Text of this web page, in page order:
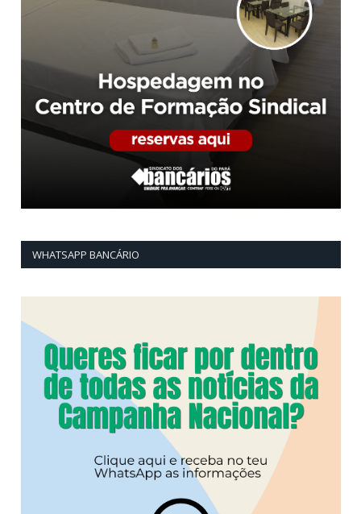
WHATSAPP BANCÁRIO